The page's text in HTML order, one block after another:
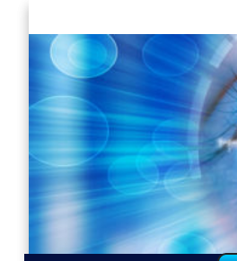
to
content
vinivida.lk